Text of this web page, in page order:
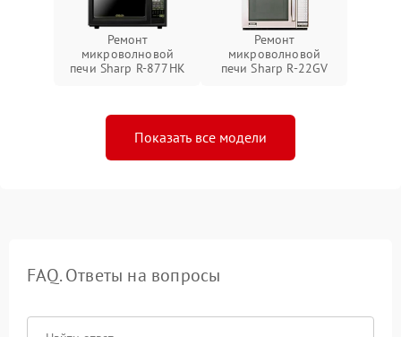
Ремонт
микроволновой
печи Sharp R-877HK
Ремонт
микроволновой
печи Sharp R-22GV
Показать все модели
FAQ. Ответы на вопросы